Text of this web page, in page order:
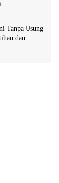
Tanpa Usung
dan